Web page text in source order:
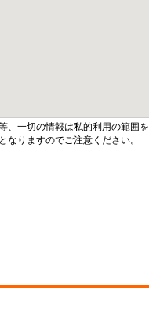
、一切の情報は私的利用の範囲を
りますのでご注意ください。